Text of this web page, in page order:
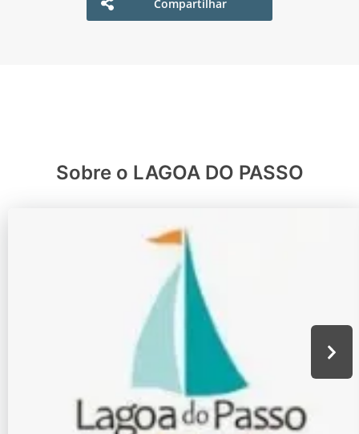
Compartilhar
Sobre o LAGOA DO PASSO